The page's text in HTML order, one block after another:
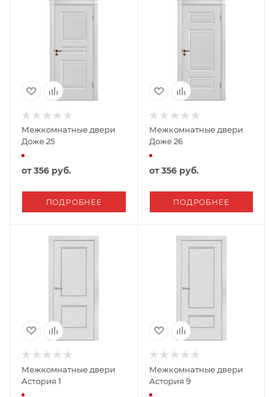
Межкомнатные двери
Доже 25
от356 руб.
ПОДРОБНЕЕ
Межкомнатные двери
Доже 26
от356 руб.
ПОДРОБНЕЕ
Межкомнатные двери
Астория 1
Межкомнатные двери
Астория 9